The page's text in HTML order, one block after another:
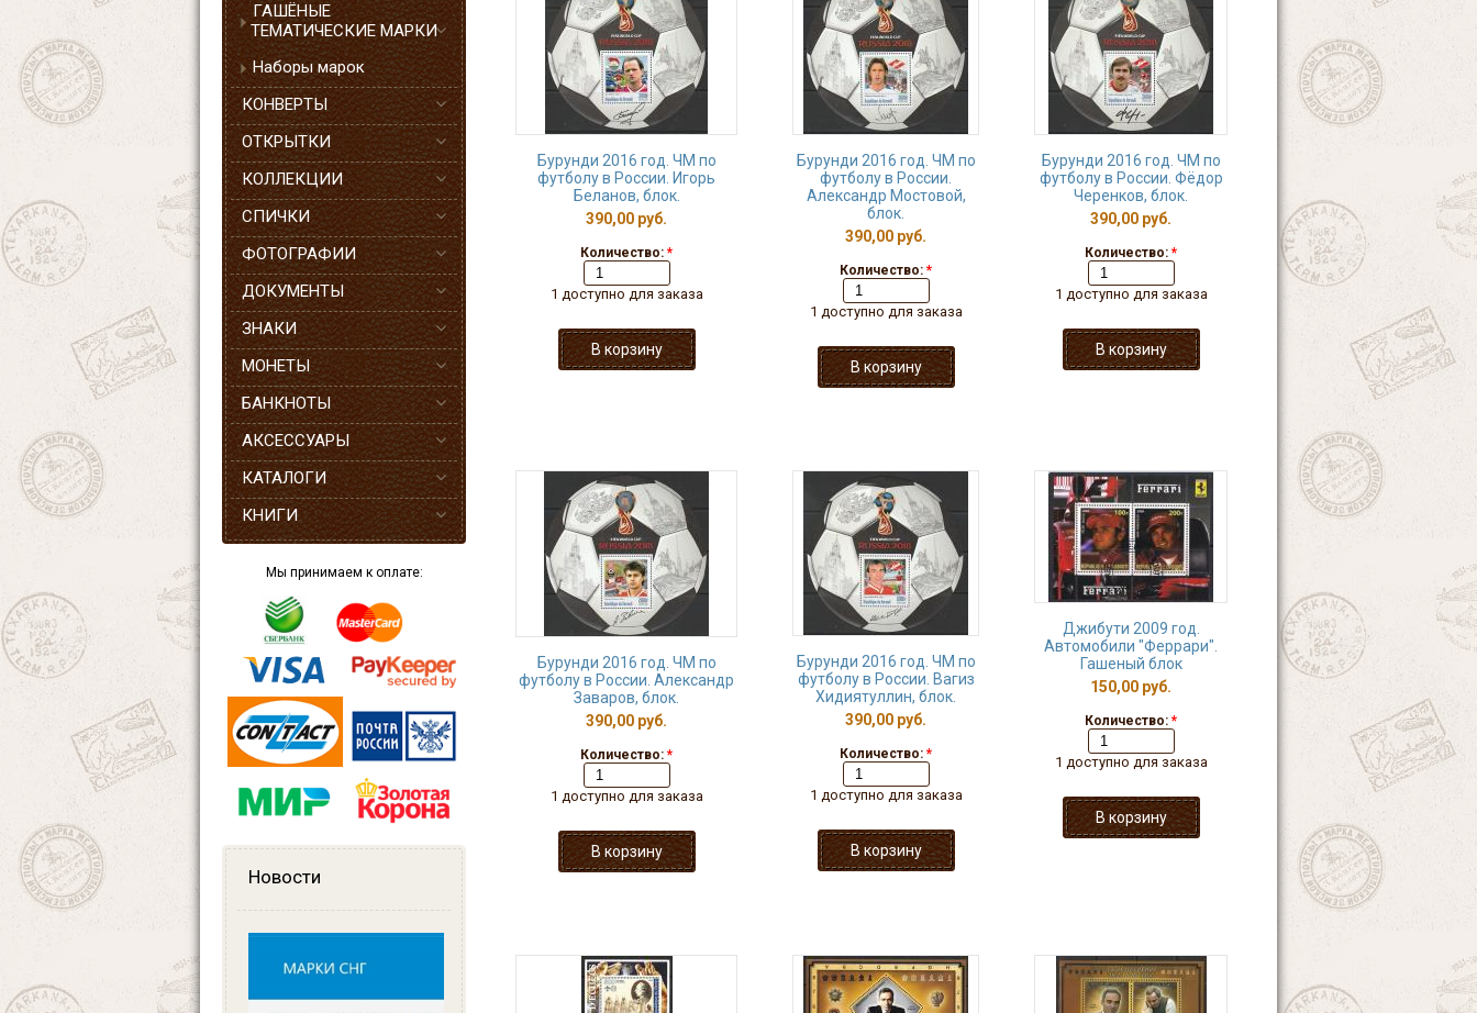
ГАШЁНЫЕ
ТЕМАТИЧЕСКИЕ МАРКИ
Наборы марок
КОНВЕРТЫ
ОТКРЫТКИ
КОЛЛЕКЦИИ
СПИЧКИ
ФОТОГРАФИИ
ДОКУМЕНТЫ
ЗНАКИ
МОНЕТЫ
БАНКНОТЫ
АКСЕССУАРЫ
КАТАЛОГИ
КНИГИ
Мы принимаем к оплате:
Новости
Бурунди 2016 год. ЧМ по
футболу в России. Игорь
Беланов, блок.
390,00 руб.
Количество: *
1 доступно для заказа
Бурунди 2016 год. ЧМ по
футболу в России.
Александр Мостовой,
блок.
390,00 руб.
Количество: *
1 доступно для заказа
Бурунди 2016 год. ЧМ по
футболу в России. Фёдор
Черенков, блок.
390,00 руб.
Количество: *
1 доступно для заказа
Бурунди 2016 год. ЧМ по
футболу в России. Александр
Заваров, блок.
390,00 руб.
Количество: *
1 доступно для заказа
Бурунди 2016 год. ЧМ по
футболу в России. Вагиз
Хидиятуллин, блок.
390,00 руб.
Количество: *
1 доступно для заказа
Джибути 2009 год.
Автомобили "Феррари".
Гашеный блок
150,00 руб.
Количество: *
1 доступно для заказа